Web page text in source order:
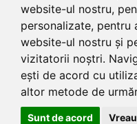
website-ul nostru,
personalizate, pentru
website-ul nostru și
vizitatorii noștri.
ești de acord cu
altor metode de
Sunt de acord